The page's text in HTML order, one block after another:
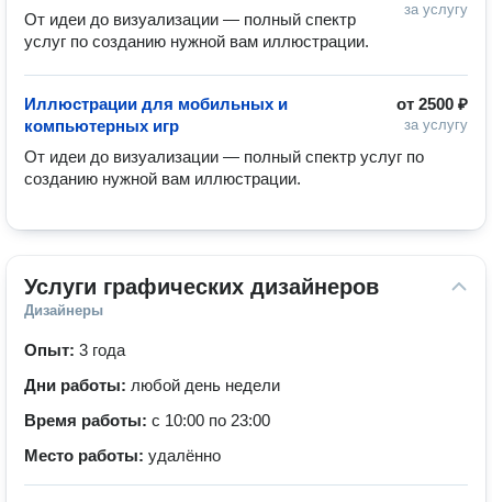
за услугу
От идеи до визуализации — полный спектр
услуг по созданию нужной вам иллюстрации.
от 2500 ₽
за услугу
Иллюстрации для мобильных и
компьютерных игр
От идеи до визуализации — полный спектр услуг по
Услуги графических дизайнеров
Дизайнеры
Опыт: 3 года
Дни работы: любой день недели
Время работы: с 10:00 по 23:00
Место работы: удалённо